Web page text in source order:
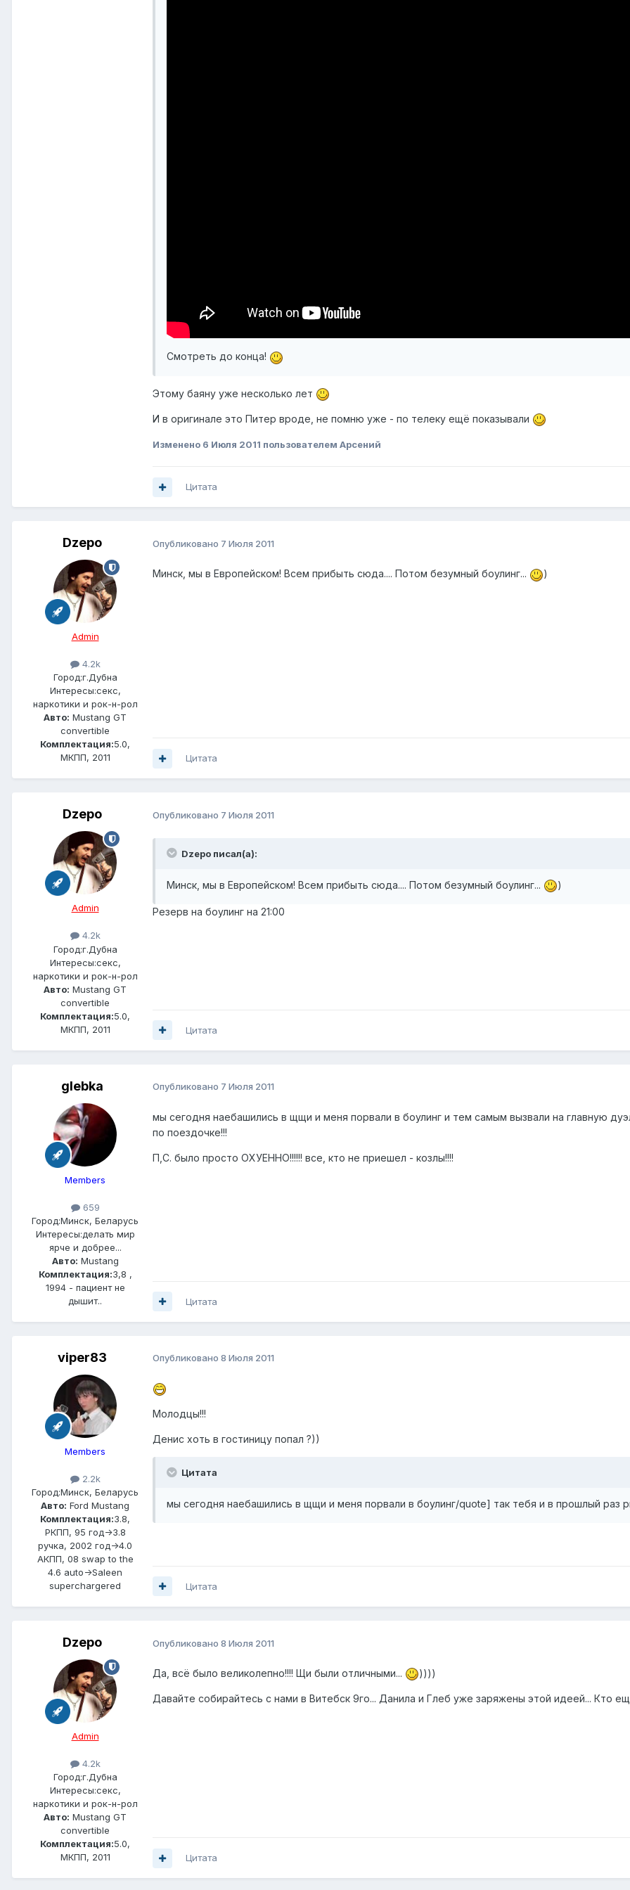
Смотреть до конца!
Этому баяну уже несколько лет
И в оригинале это Питер вроде, не помню уже - по телеку ещё показывали
Изменено 6 Июля 2011 пользователем Арсений
Цитата
Dzepo
Admin
4.2k
Город:г.Дубна
Интересы:секс,
наркотики и рок-н-рол
Авто: Mustang GT
convertible
Комплектация:5.0,
МКПП, 2011
Опубликовано 7 Июля 2011
Минск, мы в Европейском! Всем прибыть сюда.... Потом безумный боулинг... )
Цитата
Dzepo
Admin
4.2k
Город:г.Дубна
Интересы:секс,
наркотики и рок-н-рол
Авто: Mustang GT
convertible
Комплектация:5.0,
МКПП, 2011
Опубликовано 7 Июля 2011
Dzepo писал(а):
Минск, мы в Европейском! Всем прибыть сюда.... Потом безумный боулинг... )
Резерв на боулинг на 21:00
Цитата
glebka
Members
659
Город:Минск, Беларусь
Интересы:делать мир
ярче и добрее...
Авто: Mustang
Комплектация:3,8 ,
1994 - пациент не
дышит..
Опубликовано 7 Июля 2011
мы сегодня наебашились в щщи и меня порвали в боулинг и тем самым вызвали на главную
по поездочке!!!
П,С. было просто ОХУЕННО!!!!!! все, кто не приешел - козлы!!!!
Цитата
viper83
Members
2.2k
Город:Минск, Беларусь
Авто: Ford Mustang
Комплектация:3.8,
РКПП, 95 год->3.8
ручка, 2002 год->4.0
АКПП, 08 swap to the
4.6 auto->Saleen
superchargered
Опубликовано 8 Июля 2011
Молодцы!!!
Денис хоть в гостиницу попал ?))
Цитата
мы сегодня наебашились в щщи и меня порвали в боулинг/quote] так тебя и в прошлый раз
Цитата
Dzepo
Admin
4.2k
Город:г.Дубна
Интересы:секс,
наркотики и рок-н-рол
Авто: Mustang GT
convertible
Комплектация:5.0,
МКПП, 2011
Опубликовано 8 Июля 2011
Да, всё было великолепно!!!! Щи были отличными... ))))
Давайте собирайтесь с нами в Витебск 9го... Данила и Глеб уже заряжены этой идеей... Кто
Цитата